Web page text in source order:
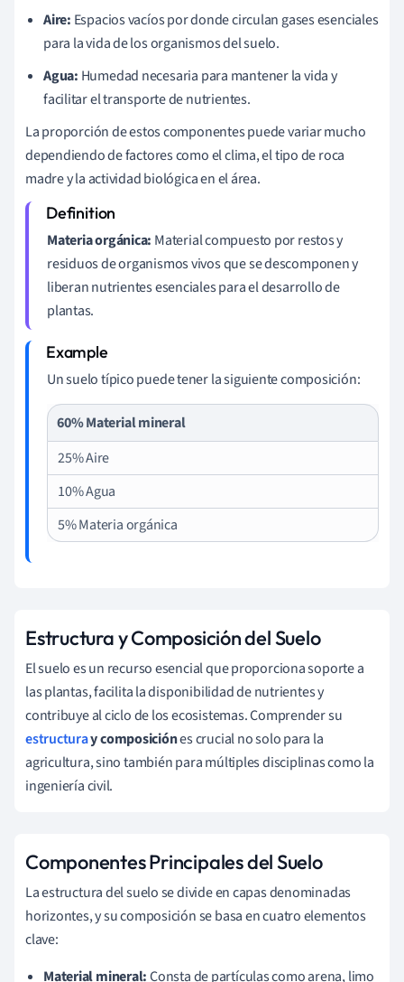
Aire: Espacios vacíos por donde circulan gases esenciales
para la vida de los organismos del suelo.
Agua: Humedad necesaria para mantener la vida y
facilitar el transporte de nutrientes.
La proporción de estos componentes puede variar mucho
dependiendo de factores como el clima, el tipo de roca
madre y la actividad biológica en el área.
Materia orgánica: Material compuesto por restos y
residuos de organismos vivos que se descomponen y
liberan nutrientes esenciales para el desarrollo de
plantas.
Un suelo típico puede tener la siguiente composición:
60% Material mineral
25% Aire
10% Agua
5% Materia orgánica
Estructura y Composición del Suelo
El suelo es un recurso esencial que proporciona soporte a
las plantas, facilita la disponibilidad de nutrientes y
contribuye al ciclo de los ecosistemas. Comprender su
estructuray composiciónes crucial no solo para la
agricultura, sino también para múltiples disciplinas como la
ingeniería civil.
Componentes Principales del Suelo
La estructura del suelo se divide en capas denominadas
horizontes, y su composición se basa en cuatro elementos
clave:
Material mineral:Consta de partículas como arena, limo